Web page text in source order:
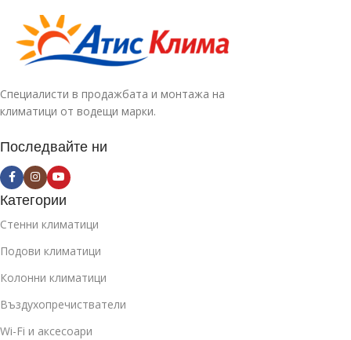
Специалисти в продажбата и монтажа на
климатици от водещи марки.
Последвайте ни
Категории
Стенни климатици
Подови климатици
Колонни климатици
Въздухопречистватели
Wi-Fi и аксесоари